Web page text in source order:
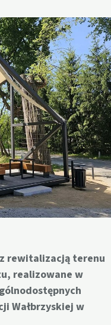
z rewitalizacją terenu
realizowane w
Wałbrzyskiej w